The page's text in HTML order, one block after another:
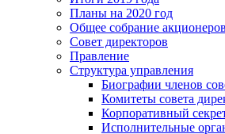
Планы на 2020 год
Общее собрание акционеров
Совет директоров
Правление
Структура управления
Биографии членов
Комитеты совета
Корпоративный
Исполнительные